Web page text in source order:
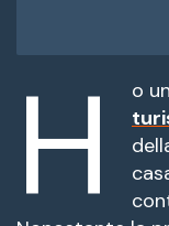
H o